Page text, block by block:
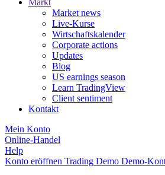
Market news
Live-Kurse
Wirtschaftskalender
Corporate actions
Updates
Blog
US earnings season
Learn TradingView
Client sentiment
Kontakt
Mein Konto
Online-Handel
Help
Konto eröffnen Trading Demo Demo-